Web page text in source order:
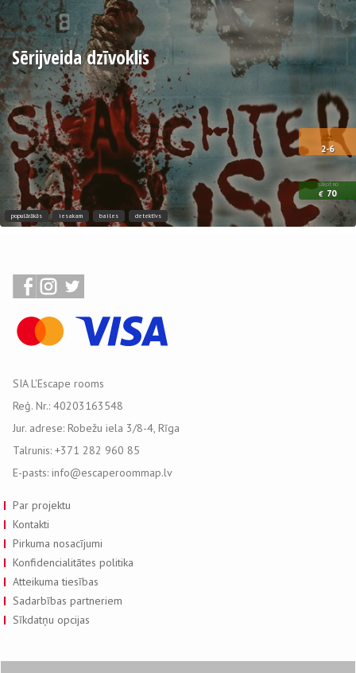
2-6
sākot no
€ 70
Sērijveida dzīvoklis
populārākās iesakam bailes detektīvs
SIA L'Escape rooms
Reģ. Nr.: 40203163548
Jur. adrese: Robežu iela 3/8-4, Rīga
Talrunis: +371 282 960 85
E-pasts: info@escaperoommap.lv
Par projektu
Kontakti
Pirkuma nosacījumi
Konfidencialitātes politika
Atteikuma tiesības
Sadarbības partneriem
Sīkdatņu opcijas